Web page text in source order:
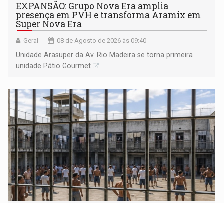
EXPANSÃO: Grupo Nova Era amplia
presença em PVH e transforma Aramix em
Super Nova Era
Geral 08 de Agosto de 2026 às 09:40
Unidade Arasuper da Av. Rio Madeira se torna primeira
unidade Pátio Gourmet